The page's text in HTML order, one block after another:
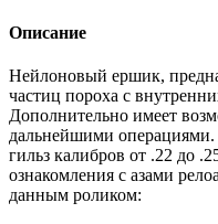
Описание
Нейлоновый ершик,
частиц пороха с
Дополнительно имеет
дальнейшими операциями.
гильз калибров от .22 до
ознакомления с азами
данным роликом: